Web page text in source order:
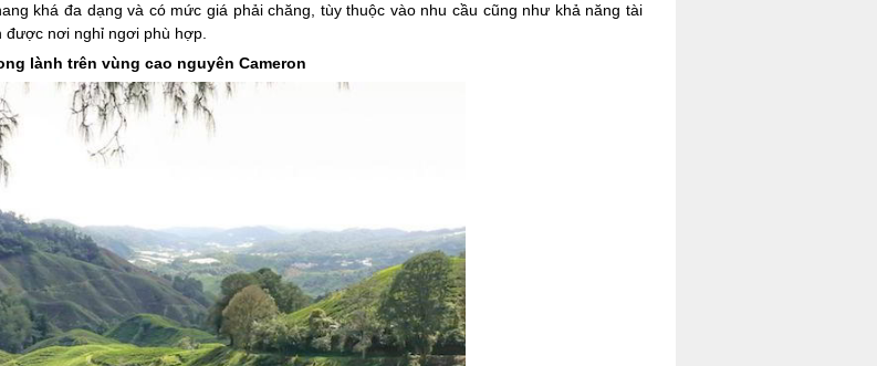
khá đa dạng và có mức giá phải chăng, tùy thuộc vào nhu cầu cũng như khả năng tài
nơi nghỉ ngơi phù hợp.
lành trên vùng cao nguyên Cameron